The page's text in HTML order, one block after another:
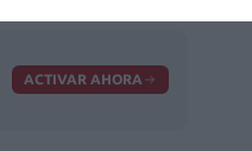
ACTIVAR AHORA